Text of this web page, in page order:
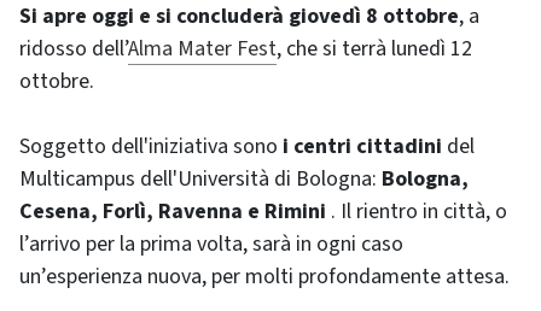
Si apre oggi e si concluderà giovedì 8 ottobre, a
ridosso dell’Alma Mater Fest, che si terrà lunedì 12
ottobre.
Soggetto dell'iniziativa sono i centri cittadini del
Multicampus dell'Università di Bologna: Bologna,
Cesena, Forlì, Ravenna e Rimini . Il rientro in città, o
l’arrivo per la prima volta, sarà in ogni caso
un’esperienza nuova, per molti profondamente attesa.